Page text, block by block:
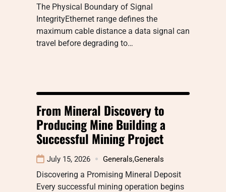
The Physical Boundary of Signal
IntegrityEthernet range defines the
maximum cable distance a data signal can
travel before degrading to…
From Mineral Discovery to
Producing Mine Building a
Successful Mining Project
July 15, 2026 Generals,Generals
Discovering a Promising Mineral Deposit
Every successful mining operation begins